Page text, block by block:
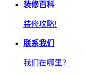
装修百科
装修攻略!
联系我们
我们在哪里？